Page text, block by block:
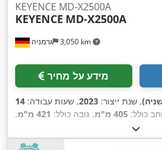
גרמניה 3,050 km
KEYENCE MD-X2500A
KEYENCE MD-X2500A
מידע על מחיר
, שנת ייצור: 2023, שעות עבודה:
כולל: 405 מ"מ , גובה כולל: 421 מ"מ
,
, אורך מוצר (מקסימום):